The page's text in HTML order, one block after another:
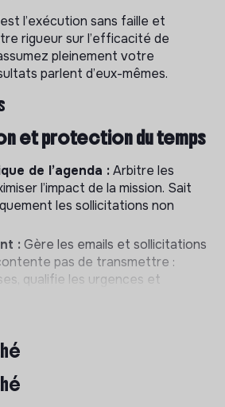
l’exécution sans faille et
rigueur sur l’efficacité de
pleinement votre
parlent d’eux-mêmes.
et protection du temps
de l’agenda :Arbitre les
l’impact de la mission. Sait
les sollicitations non
: Gère les emails et sollicitations
pas de transmettre :
qualifie les urgences et
une précision extrême, qu’il
(responsabilité amenée à être